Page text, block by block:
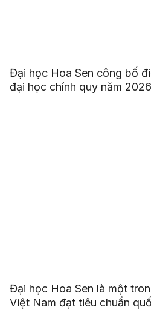
Đại học Hoa Sen công bố
đại học chính quy năm 2026
Đại học Hoa Sen là một
Việt Nam đạt tiêu chuẩn